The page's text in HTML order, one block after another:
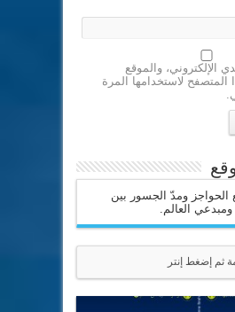
الإلكتروني، والموقع
المتصفح لاستخدامها المرة
الحواجز ومدّ الجسور بين
العالم.